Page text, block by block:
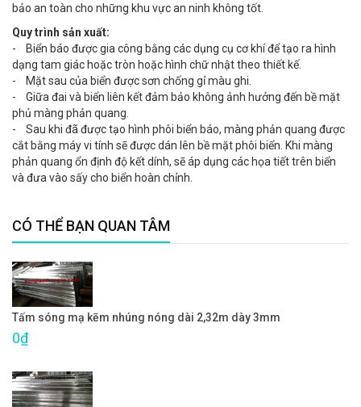
bảo an toàn cho những khu vực an ninh không tốt.
Quy trình sản xuất:
- Biển báo được gia công bằng các dụng cụ cơ khí để tạo ra hình
dạng tam giác hoặc tròn hoặc hình chữ nhật theo thiết kế.
- Mặt sau của biển được sơn chống gỉ màu ghi.
- Giữa đai và biển liên kết đảm bảo không ảnh hưởng đến bề mặt
phủ màng phản quang.
- Sau khi đã được tạo hình phôi biển báo, màng phản quang được
cắt bằng máy vi tính sẽ được dán lên bề mặt phôi biển. Khi màng
phản quang ổn định độ kết dính, sẽ áp dụng các họa tiết trên biển
và đưa vào sấy cho biển hoàn chỉnh.
CÓ THỂ BẠN QUAN TÂM
Tấm sóng mạ kẽm nhúng nóng dài 2,32m dày 3mm
0₫